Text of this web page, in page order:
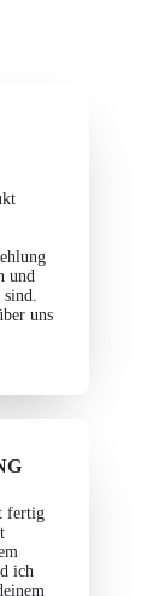
und
uns
fertig
ich